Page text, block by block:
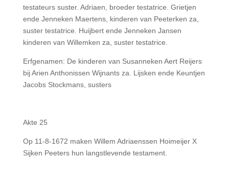
testateurs suster. Adriaen, broeder testatrice. Grietjen
ende Jenneken Maertens, kinderen van Peeterken za,
suster testatrice. Huijbert ende Jenneken Jansen
kinderen van Willemken za, suster testatrice.
Erfgenamen: De kinderen van Susanneken Aert Reijers
bij Arien Anthonissen Wijnants za. Lijsken ende Keuntjen
Jacobs Stockmans, susters
Akte 25
Op 11-8-1672 maken Willem Adriaenssen Hoimeijer X
Sijken Peeters hun langstlevende testament.